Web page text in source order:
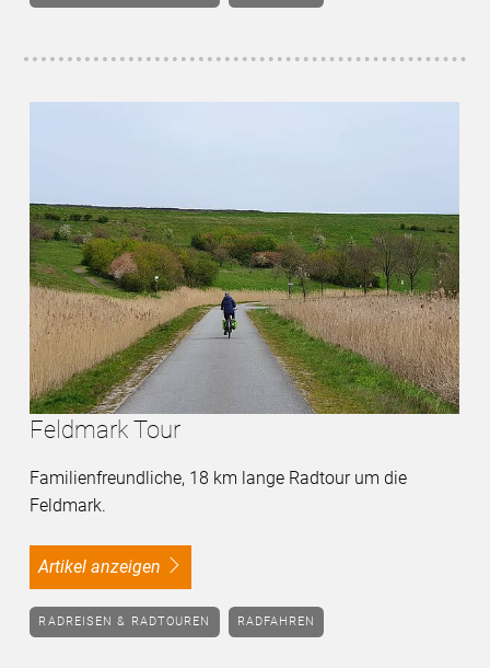
Feldmark Tour
Familienfreundliche, 18 km lange Radtour um die
Feldmark.
Artikel anzeigen
RADREISEN & RADTOUREN RADFAHREN